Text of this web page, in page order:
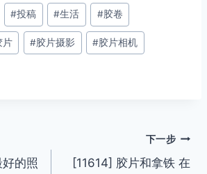
#投稿 #生活 #胶卷
片 #胶片摄影 #胶片相机
的照
下一步
[11614] 胶片和拿铁 在